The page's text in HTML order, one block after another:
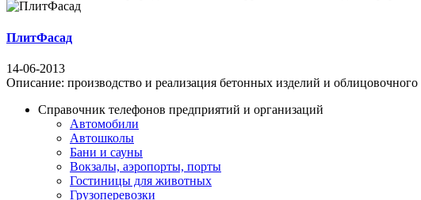
ПлитФасад
14-06-2013
Описание: производство и реализация бетонных изделий и
Справочник телефонов предприятий и организаций
Автомобили
Автошколы
Бани и сауны
Вокзалы, аэропорты, порты
Гостиницы для животных
Грузоперевозки